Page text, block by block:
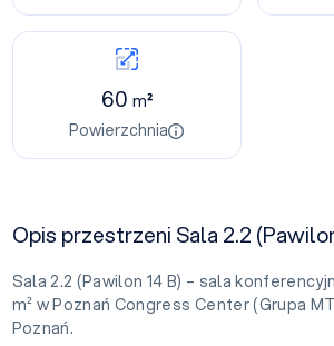
60 m²
Powierzchnia
Opis przestrzeni Sala 2.2
Sala 2.2 (Pawilon 14 B) – sala
m² w Poznań Congress Center (Grupa
Poznań.